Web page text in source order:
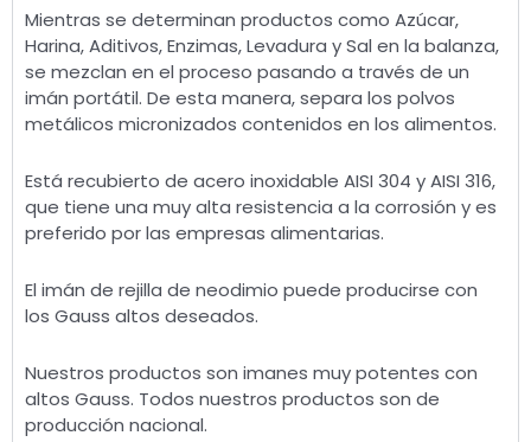
Mientras se determinan productos como Azúcar,
Harina, Aditivos, Enzimas, Levadura y Sal en la balanza,
se mezclan en el proceso pasando a través de un
imán portátil. De esta manera, separa los polvos
metálicos micronizados contenidos en los alimentos.
Está recubierto de acero inoxidable AISI 304 y AISI 316,
que tiene una muy alta resistencia a la corrosión y es
preferido por las empresas alimentarias.
El imán de rejilla de neodimio puede producirse con
los Gauss altos deseados.
Nuestros productos son imanes muy potentes con
altos Gauss. Todos nuestros productos son de
producción nacional.